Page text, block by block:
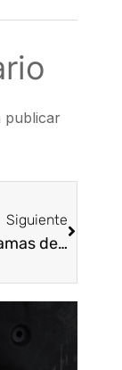
publicar
Siguiente
Programas de Formación 4